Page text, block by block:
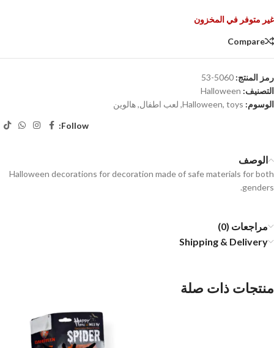
غير متوفر في المخزون
Compare
رمز المنتج: 5060-53
التصنيف: Halloween
الوسوم:
Halloween, toys
, لعب اطفال,هالوين
Follow:
الوصف
Halloween decorations for decoration made of safe materials for both
genders.
مراجعات (0)
Shipping & Delivery
منتجات ذات صلة